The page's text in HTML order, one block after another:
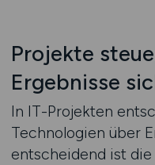
Projekte
Ergebnisse
In IT-Projekten
Technologien über
entscheidend ist